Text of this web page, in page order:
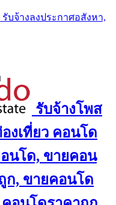
จ้างลงประกาศอสังหา,
รับจ้างโพส
งเที่ยว คอนโด
นโด, ขายคอน
ก, ขายคอนโด